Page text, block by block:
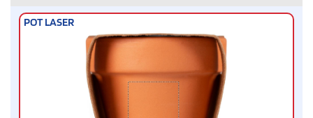
POT LASER